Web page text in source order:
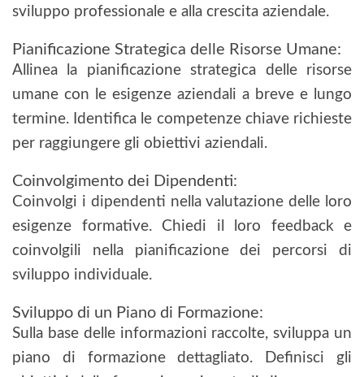
sviluppo professionale e alla crescita aziendale.
Pianificazione Strategica delle Risorse Umane:
Allinea la pianificazione strategica delle risorse
umane con le esigenze aziendali a breve e lungo
termine. Identifica le competenze chiave richieste
per raggiungere gli obiettivi aziendali.
Coinvolgimento dei Dipendenti:
Coinvolgi i dipendenti nella valutazione delle loro
esigenze formative. Chiedi il loro feedback e
coinvolgili nella pianificazione dei percorsi di
sviluppo individuale.
Sviluppo di un Piano di Formazione:
Sulla base delle informazioni raccolte, sviluppa un
piano di formazione dettagliato. Definisci gli